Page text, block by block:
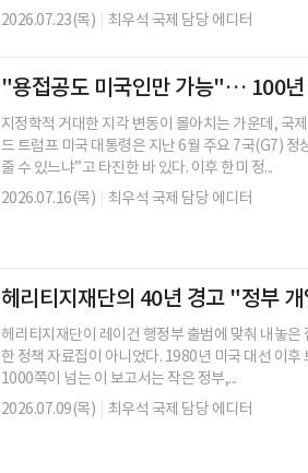
2026.07.23(목) 최우석 국제 담당 에디터
"용접공도 미국인만 가능"… 100
지정학적 거대한 지각 변동이 몰아치는 가운데, 국
드 트럼프 미국 대통령은 지난 6월 주요 7국(G7)
줄 수 있느냐”고 타진한 바 있다. 이후 한미 정...
2026.07.16(목)
최우석 국제 담당 에디터
헤리티지재단의 40년 경고 "정부
헤리티지재단이 레이건 행정부 출범에 맞춰 내놓
한 정책 자료집이 아니었다. 1980년 미국 대선 이
1000쪽이 넘는 이 보고서는 작은 정부,...
2026.07.09(목)
최우석 국제 담당 에디터